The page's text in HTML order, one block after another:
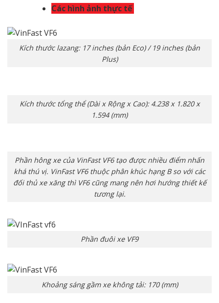
Các hình ảnh thực tế
Kích thước lazang: 17 inches (bản Eco) / 19 inches (bản
Plus)
Kích thước tổng thể (Dài x Rộng x Cao): 4.238 x 1.820 x
1.594 (mm)
Phần hông xe của VinFast VF6 tạo được nhiều điểm nhấn
khá thú vị. VinFast VF6 thuộc phân khúc hạng B so với các
đối thủ xe xăng thì VF6 cũng mang nên hơi hướng thiết kế
tương lại.
Phần đuôi xe VF9
Khoảng sáng gầm xe không tải: 170 (mm)